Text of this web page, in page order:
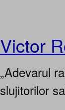
Victor
„Adevarul
slujitorilor